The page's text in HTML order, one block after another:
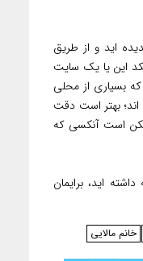
اید و از طریق
این یا یک سایت
که بسیاری از محلی
اند؛ بهتر است دقت
است آنکسی که
اید، برایمان
خانم مالایی